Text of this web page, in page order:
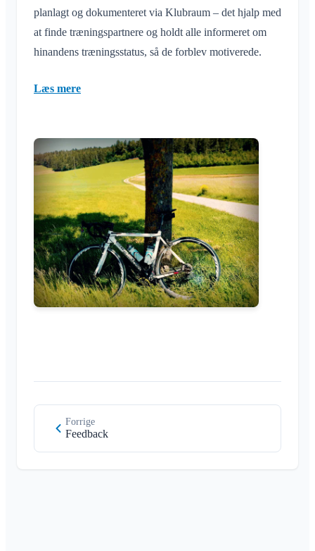
planlagt og dokumenteret via Klubraum – det hjalp med
at finde træningspartnere og holdt alle informeret om
hinandens træningsstatus, så de forblev motiverede.
Læs mere
Forrige
Feedback